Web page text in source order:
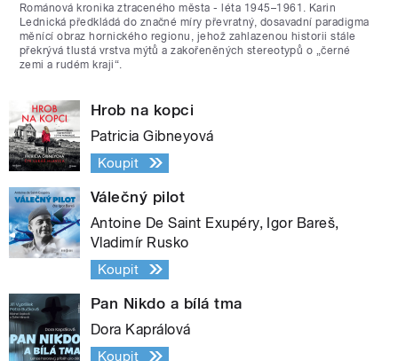
Románová kronika ztraceného města - léta 1945–1961. Karin
Lednická předkládá do značné míry převratný, dosavadní paradigma
měnící obraz hornického regionu, jehož zahlazenou historii stále
překrývá tlustá vrstva mýtů a zakořeněných stereotypů o „černé
zemi a rudém kraji“.
Hrob na kopci
Patricia Gibneyová
Koupit
Válečný pilot
Antoine De Saint Exupéry, Igor Bareš,
Vladimír Rusko
Koupit
Pan Nikdo a bílá tma
Dora Kaprálová
Koupit